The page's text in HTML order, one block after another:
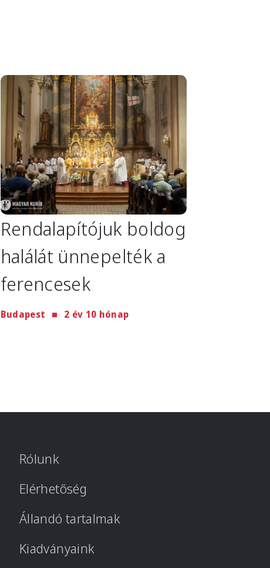
Image
Rendalapítójuk boldog
halálát ünnepelték a
ferencesek
Budapest 2 év 10 hónap
Rólunk
Elérhetőség
Állandó tartalmak
Kiadványaink